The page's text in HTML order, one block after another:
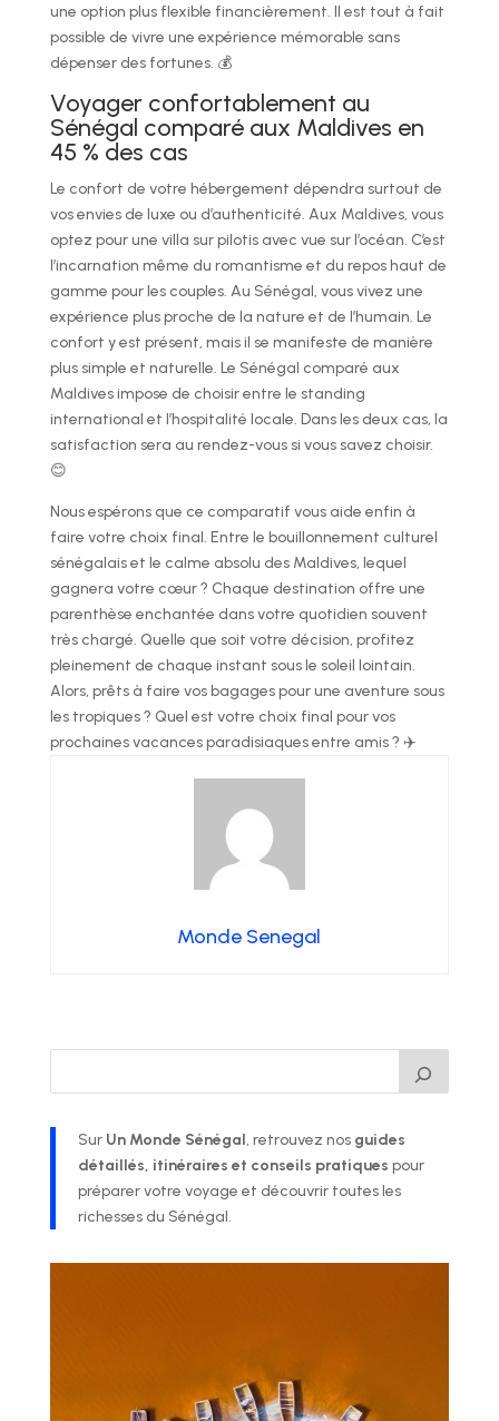
une option plus flexible financièrement. Il est tout à fait
possible de vivre une expérience mémorable sans
dépenser des fortunes. 💰
Voyager confortablement au
Sénégal comparé aux Maldives en
45 % des cas
Le confort de votre hébergement dépendra surtout de
vos envies de luxe ou d’authenticité. Aux Maldives, vous
optez pour une villa sur pilotis avec vue sur l’océan. C’est
l’incarnation même du romantisme et du repos haut de
gamme pour les couples. Au Sénégal, vous vivez une
expérience plus proche de la nature et de l’humain. Le
confort y est présent, mais il se manifeste de manière
plus simple et naturelle. Le Sénégal comparé aux
Maldives impose de choisir entre le standing
international et l’hospitalité locale. Dans les deux cas, la
satisfaction sera au rendez-vous si vous savez choisir.
😊
Nous espérons que ce comparatif vous aide enfin à
faire votre choix final. Entre le bouillonnement culturel
sénégalais et le calme absolu des Maldives, lequel
gagnera votre cœur ? Chaque destination offre une
parenthèse enchantée dans votre quotidien souvent
très chargé. Quelle que soit votre décision, profitez
pleinement de chaque instant sous le soleil lointain.
Alors, prêts à faire vos bagages pour une aventure sous
les tropiques ? Quel est votre choix final pour vos
prochaines vacances paradisiaques entre amis ? ✈️
Monde Senegal
Sur Un Monde Sénégal, retrouvez nos guides
détaillés, itinéraires et conseils pratiques pour
préparer votre voyage et découvrir toutes les
richesses du Sénégal.